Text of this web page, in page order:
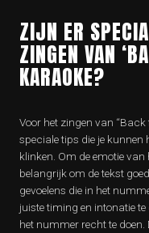
ZIJN ER
ZINGEN VAN
KARAOKE?
Voor het zingen van “Back
speciale tips die je kunnen
klinken. Om de emotie van
belangrijk om de tekst
gevoelens die in het
juiste timing en intonatie
het nummer recht te